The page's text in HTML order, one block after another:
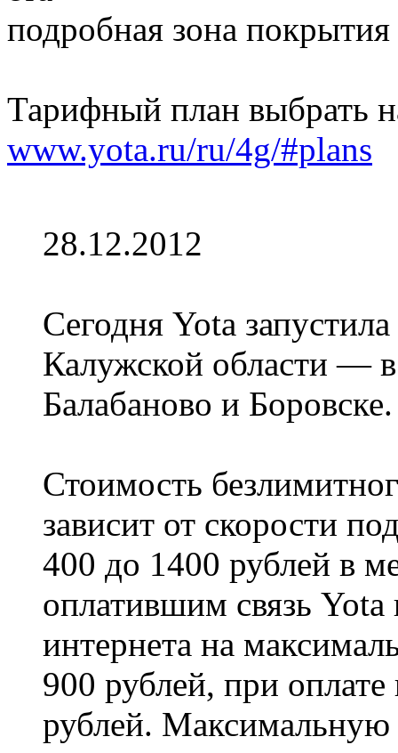
подробная зона
Тарифный план выбрать
www.yota.ru/ru/4g/#plans
28.12.2012
Сегодня Yota
Калужской области —
Балабаново и Боровске.
Стоимость
зависит от скорости
400 до 1400 рублей в
оплатившим связь Yota
интернета на
900 рублей, при
рублей.